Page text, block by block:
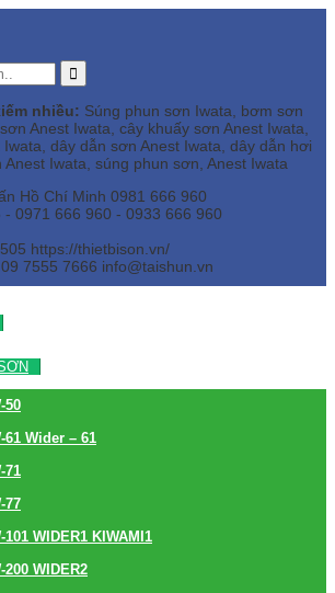
nhiều: Súng phun sơn Iwata, bơm sơn
Anest Iwata, cây khuấy sơn Anest Iwata,
dây dẫn sơn Anest Iwata, dây dẫn hơi
Iwata, súng phun sơn, Anest Iwata
Hồ Chí Minh 0981 666 960
- 0971 666 960 - 0933 666 960
https://thietbison.vn/
09 7555 7666 info@taishun.vn
50
61 Wider – 61
71
77
101 WIDER1 KIWAMI1
200 WIDER2